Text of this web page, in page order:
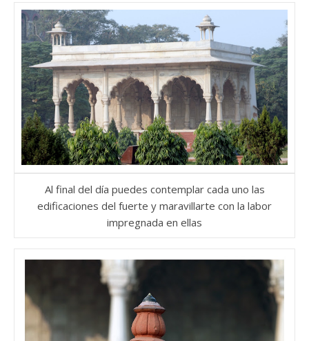
Al final del día puedes contemplar cada uno las
edificaciones del fuerte y maravillarte con la labor
impregnada en ellas